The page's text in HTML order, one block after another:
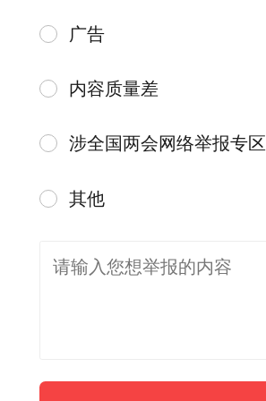
广告
内容质量差
涉全国两会网络举报专区
其他